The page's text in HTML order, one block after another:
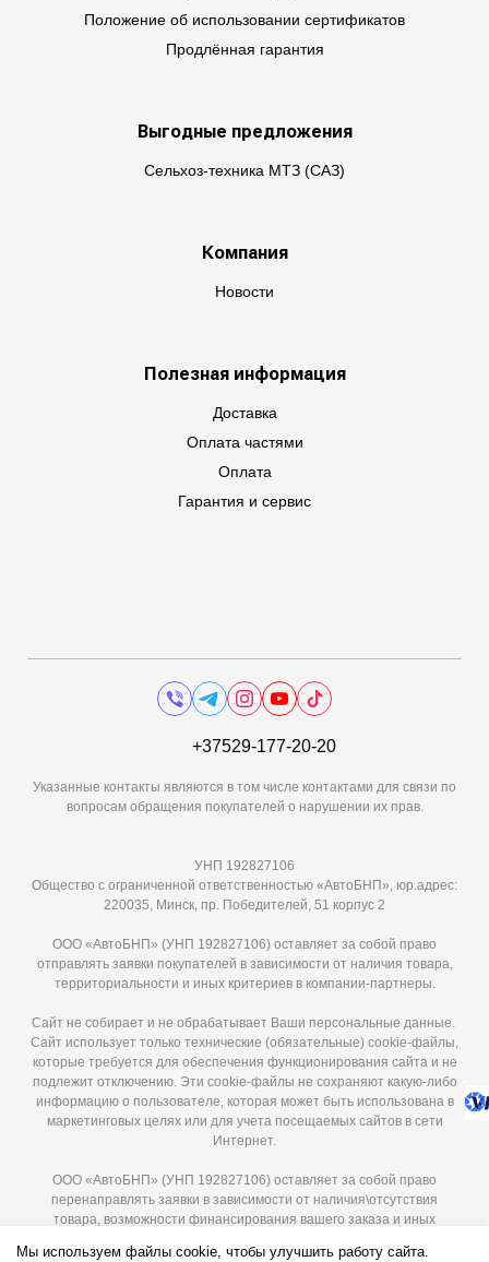
Положение об использовании сертификатов
Продлённая гарантия
Выгодные предложения
Сельхоз-техника МТЗ (САЗ)
Компания
Новости
Полезная информация
Доставка
Оплата частями
Оплата
Гарантия и сервис
+37529-177-20-20
Указанные контакты являются в том числе контактами для связи по
вопросам обращения покупателей о нарушении их прав.
УНП 192827106
Общество с ограниченной ответственностью «АвтоБНП», юр.адрес:
220035, Минск, пр. Победителей, 51 корпус 2
ООО «АвтоБНП» (УНП 192827106) оставляет за собой право
отправлять заявки покупателей в зависимости от наличия товара,
территориальности и иных критериев в компании-партнеры.
Сайт не собирает и не обрабатывает Ваши персональные данные.
Сайт использует только технические (обязательные) cookie-файлы,
которые требуется для обеспечения функционирования сайта и не
подлежит отключению. Эти сookie-файлы не сохраняют какую-либо
информацию о пользователе, которая может быть использована в
маркетинговых целях или для учета посещаемых сайтов в сети
Интернет.
ООО «АвтоБНП» (УНП 192827106) оставляет за собой право
перенаправлять заявки в зависимости от наличия\отсутствия
товара, возможности финансирования вашего заказа и иных
персональных данных и используем их исключительно для
Мы используем файлы cookie, чтобы улучшить работу сайта.